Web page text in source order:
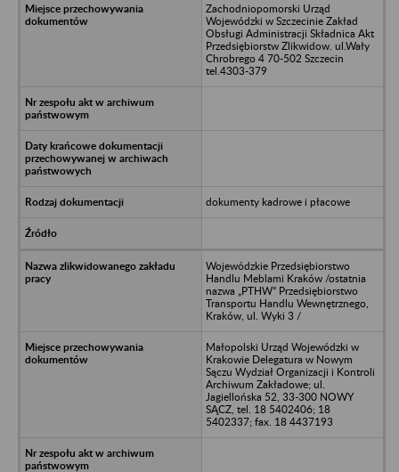
Zachodniopomorski Urząd
Wojewódzki w Szczecinie Zakład
Obsługi Administracji Składnica Akt
Przedsiębiorstw Zlikwidow. ul.Wały
Chrobrego 4 70-502 Szczecin
tel.4303-379
dokumenty kadrowe i płacowe
Wojewódzkie Przedsiębiorstwo
Handlu Meblami Kraków /ostatnia
nazwa „PTHW” Przedsiębiorstwo
Transportu Handlu Wewnętrznego,
Kraków, ul. Wyki 3 /
Małopolski Urząd Wojewódzki w
Krakowie Delegatura w Nowym
Sączu Wydział Organizacji i Kontroli
Archiwum Zakładowe; ul.
Jagiellońska 52, 33-300 NOWY
SĄCZ, tel. 18 5402406; 18
5402337; fax. 18 4437193